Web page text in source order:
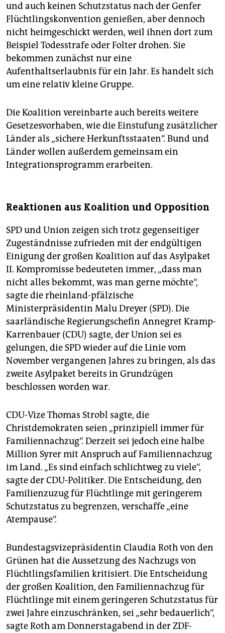
und auch keinen Schutzstatus nach der Genfer
Flüchtlingskonvention genießen, aber dennoch
nicht heimgeschickt werden, weil ihnen dort zum
Beispiel Todesstrafe oder Folter drohen. Sie
bekommen zunächst nur eine
Aufenthaltserlaubnis für ein Jahr. Es handelt sich
um eine relativ kleine Gruppe.
Die Koalition vereinbarte auch bereits weitere
Gesetzesvorhaben, wie die Einstufung zusätzlicher
Länder als „sichere Herkunftsstaaten“. Bund und
Länder wollen außerdem gemeinsam ein
Integrationsprogramm erarbeiten.
Reaktionen aus Koalition und Opposition
SPD und Union zeigen sich trotz gegenseitiger
Zugeständnisse zufrieden mit der endgültigen
Einigung der großen Koalition auf das Asylpaket
II. Kompromisse bedeuteten immer, „dass man
nicht alles bekommt, was man gerne möchte“,
sagte die rheinland-pfälzische
Ministerpräsidentin Malu Dreyer (SPD). Die
saarländische Regierungschefin Annegret Kramp-
Karrenbauer (CDU) sagte, der Union sei es
gelungen, die SPD wieder auf die Linie vom
November vergangenen Jahres zu bringen, als das
zweite Asylpaket bereits in Grundzügen
beschlossen worden war.
CDU-Vize Thomas Strobl sagte, die
Christdemokraten seien „prinzipiell immer für
Familiennachzug“. Derzeit sei jedoch eine halbe
Million Syrer mit Anspruch auf Familiennachzug
im Land. „Es sind einfach schlichtweg zu viele“,
sagte der CDU-Politiker. Die Entscheidung, den
Familienzuzug für Flüchtlinge mit geringerem
Schutzstatus zu begrenzen, verschaffe „eine
Atempause“.
Bundestagsvizepräsidentin Claudia Roth von den
Grünen hat die Aussetzung des Nachzugs von
Flüchtlingsfamilien kritisiert. Die Entscheidung
der großen Koalition, den Familiennachzug für
Flüchtlinge mit einem geringeren Schutzstatus für
zwei Jahre einzuschränken, sei „sehr bedauerlich“,
sagte Roth am Donnerstagabend in der ZDF-